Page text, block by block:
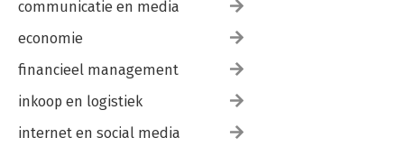
communicatie en media
economie
financieel management
inkoop en logistiek
internet en social media